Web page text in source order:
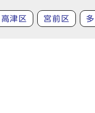
高津区 宮前区